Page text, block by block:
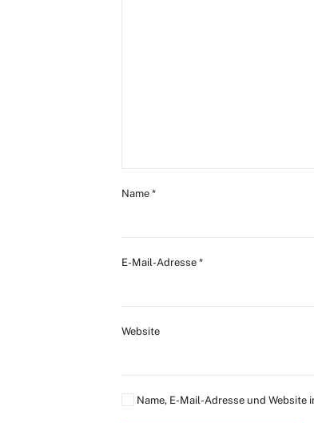
Name *
E-Mail-Adresse *
Website
Name, E-Mail-Adresse und Website